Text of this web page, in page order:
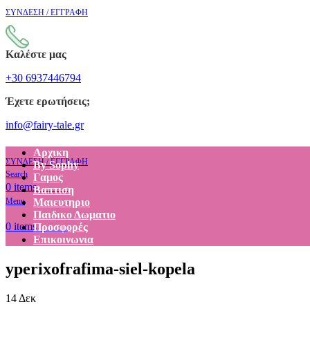
ΣΥΝΔΕΣΗ / ΕΓΓΡΑΦΗ
Καλέστε μας
+30 6937446794
Έχετε ερωτήσεις;
info@fairy-tale.gr
ΣΥΝΔΕΣΗ / ΕΓΓΡΑΦΗ
Search
0 items €0.00
Menu
0 items €0.00
Αρχικη
By Sophy
Γαμος
Βαπτιση
Μαιευτηριο
Παιδικο Δωματιο
Προσφορές
Επικοινωνια
yperixofrafima-siel-kopela
14 Δεκ